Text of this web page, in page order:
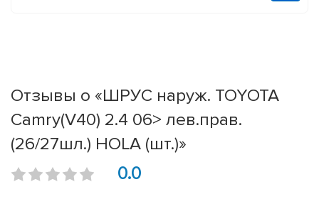
Отзывы о «ШРУС наруж. TOYOTA
Camry(V40) 2.4 06> лев.прав.
(26/27шл.) HOLA (шт.)»
0.0